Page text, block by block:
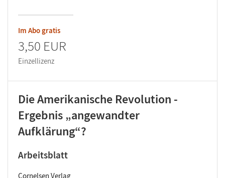
Im Abo gratis
3,50 EUR
Einzellizenz
Die Amerikanische Revolution -
Ergebnis „angewandter
Aufklärung“?
Arbeitsblatt
Cornelsen Verlag